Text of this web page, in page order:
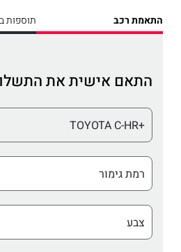
התאמת רכב תוספות
התאם אישית את
דגם
+TOYOTA C-HR
רמת
גימור
צבע